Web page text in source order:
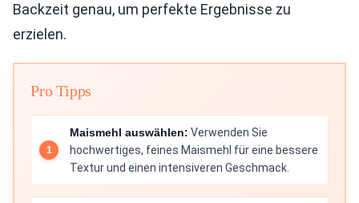
Backzeit genau, um perfekte Ergebnisse zu
erzielen.
Pro Tipps
Maismehl auswählen: Verwenden Sie
hochwertiges, feines Maismehl für eine bessere
Textur und einen intensiveren Geschmack.